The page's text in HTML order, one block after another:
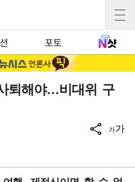
포토
퇴해야…비대위 구
가가